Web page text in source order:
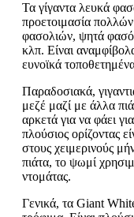
Τα γίγαντα λευκά
προετοιμασία
φασολιών, ψητά
κλπ. Είναι
ευνοϊκά
Παραδοσιακά,
μεζέ μαζί με άλλα
αρκετά για να φάει
πλούσιος ορίζοντας
στους χειμερινούς
πιάτα, το ψωμί
ντομάτας.
Γενικά, τα Giant